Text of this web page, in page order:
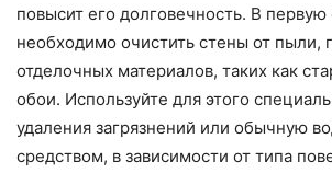
повысит его долговечность. В
необходимо очистить стены от пыли,
отделочных материалов, таких как
обои. Используйте для этого
удаления загрязнений или обычную
средством, в зависимости от типа